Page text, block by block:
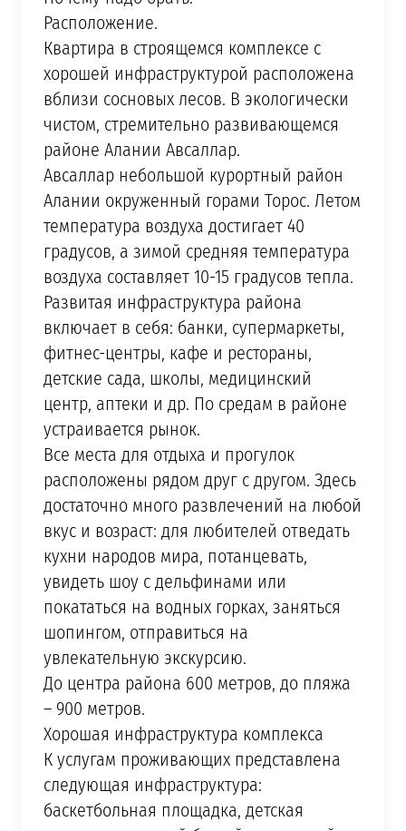
Расположение.
Квартира в строящемся комплексе с
хорошей инфраструктурой расположена
вблизи сосновых лесов. В экологически
чистом, стремительно развивающемся
районе Алании Авсаллар.
Авсаллар небольшой курортный район
Алании окруженный горами Торос. Летом
температура воздуха достигает 40
градусов, а зимой средняя температура
воздуха составляет 10-15 градусов тепла.
Развитая инфраструктура района
включает в себя: банки, супермаркеты,
фитнес-центры, кафе и рестораны,
детские сада, школы, медицинский
центр, аптеки и др. По средам в районе
устраивается рынок.
Все места для отдыха и прогулок
расположены рядом друг с другом. Здесь
достаточно много развлечений на любой
вкус и возраст: для любителей отведать
кухни народов мира, потанцевать,
увидеть шоу с дельфинами или
покататься на водных горках, заняться
шопингом, отправиться на
увлекательную экскурсию.
До центра района 600 метров, до пляжа
– 900 метров.
Хорошая инфраструктура комплекса
К услугам проживающих представлена
следующая инфраструктура:
баскетбольная площадка, детская